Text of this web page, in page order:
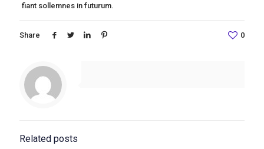
fiant sollemnes in futurum.
Share 0
Related posts